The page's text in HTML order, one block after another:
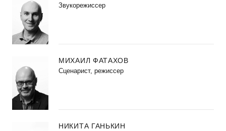
Звукорежиссер
МИХАИЛ ФАТАХОВ
Cценарист, режиссер
НИКИТА ГАНЬКИН